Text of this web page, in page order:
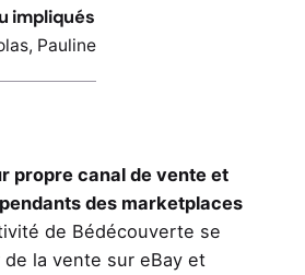
impliqués
, Pauline
propre canal de vente et
des marketplaces
de Bédécouverte se
la vente sur eBay et